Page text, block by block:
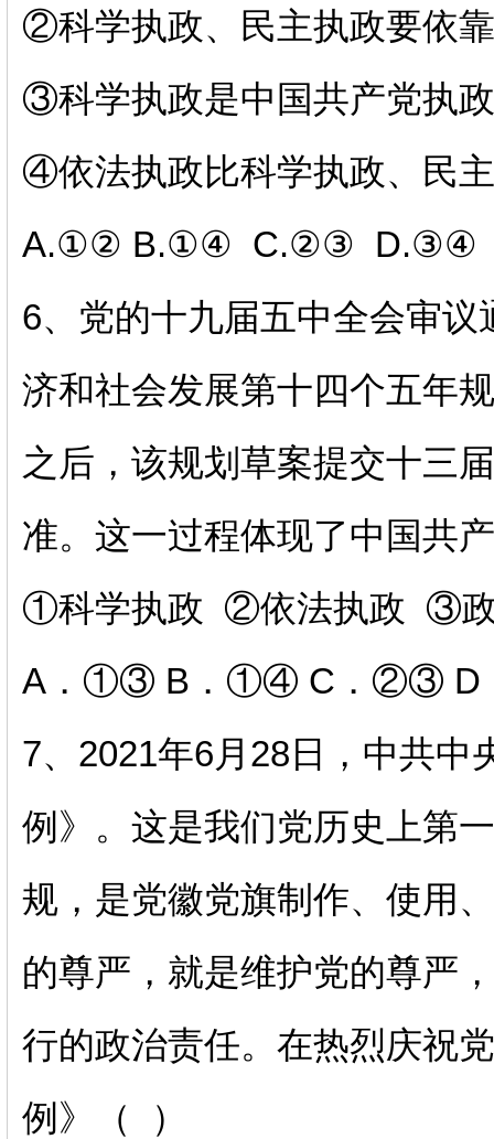
②科学执政、民主执政要依
③科学执政是中国共产党执
④依法执政比科学执政、民
A.①② B.①④ C.②③ D.③④
6、 党的十九届五中全会审
济和社会发展第十四个五年
之后，该规划草案提交十三
准。这一过程体现了中国共
①科学执政 ②依法执政 ③
A．①③ B．①④ C．②③
7、2021年6月28日，中共中
例》。这是我们党历史上第
规，是党徽党旗制作、使用
的尊严，就是维护党的尊严
行的政治责任。在热烈庆祝
例》（ ）